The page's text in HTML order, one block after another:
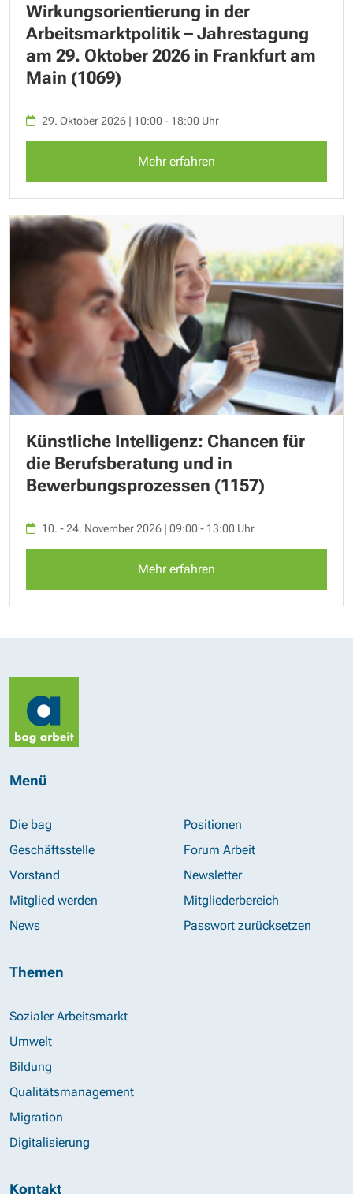
Wirkungsorientierung in der
Arbeitsmarktpolitik – Jahrestagung
am 29. Oktober 2026 in Frankfurt am
Main (1069)
29. Oktober 2026 | 10:00 - 18:00 Uhr
Mehr erfahren
Künstliche Intelligenz: Chancen für
die Berufsberatung und in
Bewerbungsprozessen (1157)
10. - 24. November 2026 | 09:00 - 13:00 Uhr
Mehr erfahren
Menü
Die bag
Geschäftsstelle
Vorstand
Mitglied werden
News
Positionen
Forum Arbeit
Newsletter
Mitgliederbereich
Passwort zurücksetzen
Themen
Sozialer Arbeitsmarkt
Umwelt
Bildung
Qualitätsmanagement
Migration
Digitalisierung
Kontakt